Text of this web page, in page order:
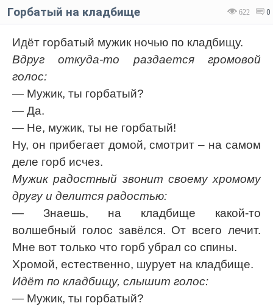
622 0
Горбатый на кладбище
Идёт горбатый мужик ночью по кладбищу.
Вдруг откуда-то раздается громовой
голос:
— Мужик, ты горбатый?
— Да.
— Не, мужик, ты не горбатый!
Ну, он прибегает домой, смотрит – на самом
деле горб исчез.
Мужик радостный звонит своему хромому
другу и делится радостью:
— Знаешь, на кладбище какой-то
волшебный голос завёлся. От всего лечит.
Мне вот только что горб убрал со спины.
Хромой, естественно, шурует на кладбище.
Идёт по кладбищу, слышит голос:
— Мужик, ты горбатый?